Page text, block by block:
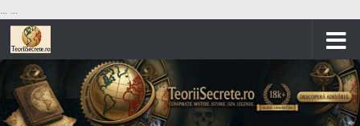
... ...
Skip to content